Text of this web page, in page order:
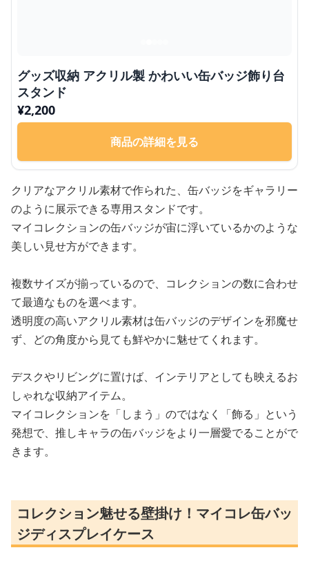
グッズ収納 アクリル製 かわいい缶バッジ飾り台
スタンド
¥2,200
商品の詳細を見る
クリアなアクリル素材で作られた、缶バッジをギャラリー
のように展示できる専用スタンドです。
マイコレクションの缶バッジが宙に浮いているかのような
美しい見せ方ができます。
複数サイズが揃っているので、コレクションの数に合わせ
て最適なものを選べます。
透明度の高いアクリル素材は缶バッジのデザインを邪魔せ
ず、どの角度から見ても鮮やかに魅せてくれます。
デスクやリビングに置けば、インテリアとしても映えるお
しゃれな収納アイテム。
マイコレクションを「しまう」のではなく「飾る」という
発想で、推しキャラの缶バッジをより一層愛でることがで
きます。
コレクション魅せる壁掛け！マイコレ缶バッ
ジディスプレイケース